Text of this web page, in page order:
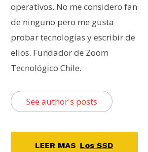
operativos. No me considero fan
de ninguno pero me gusta
probar tecnologías y escribir de
ellos. Fundador de Zoom
Tecnológico Chile.
See author's posts
LEER MAS Los SSD